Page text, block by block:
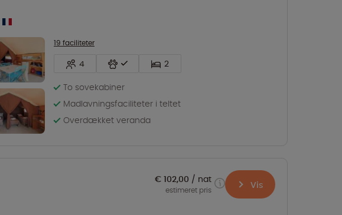
19 faciliteter
4
2
To sovekabiner
Madlavningsfaciliteter i teltet
Overdækket veranda
€ 102,00 nat
estimeret pris Vis